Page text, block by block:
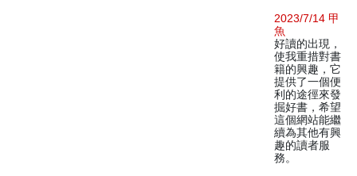
2023/7/14 甲
魚
好讀的出現，
使我重措對書
籍的興趣，它
提供了一個便
利的途徑來發
掘好書，希望
這個網站能繼
續為其他有興
趣的讀者服
務。